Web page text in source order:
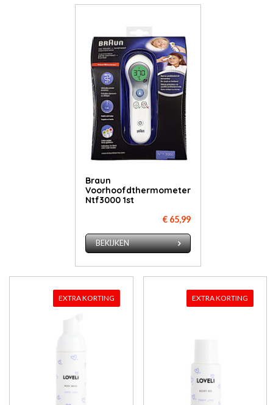
Braun
Voorhoofdthermometer
Ntf3000 1st
€ 65,99
BEKIJKEN
EXTRA KORTING EXTRA KORTING